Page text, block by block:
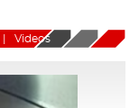
Videos